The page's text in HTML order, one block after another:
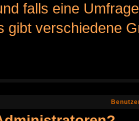
falls eine
gibt verschiedene